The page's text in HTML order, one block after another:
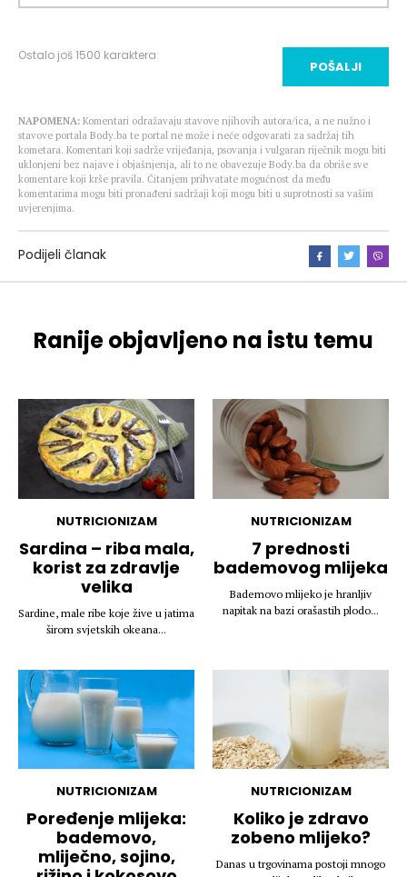
Ostalo još1500 karaktera
POŠALJI
NAPOMENA: Komentari odražavaju stavove njihovih autora/ica, a ne nužno i
stavove portala Body.ba te portal ne može i neće odgovarati za sadržaj tih
kometara. Komentari koji sadrže vrijeđanja, psovanja i vulgaran riječnik mogu biti
uklonjeni bez najave i objašnjenja, ali to ne obavezuje Body.ba da obriše sve
komentare koji krše pravila. Čitanjem prihvatate mogućnost da među
komentarima mogu biti pronađeni sadržaji koji mogu biti u suprotnosti sa vašim
uvjerenjima.
Podijeli članak
Ranije objavljeno na istu temu
NUTRICIONIZAM
Sardina – riba mala,
korist za zdravlje
velika
Sardine, male ribe koje žive u jatima
širom svjetskih okeana...
NUTRICIONIZAM
7 prednosti
bademovog mlijeka
Bademovo mlijeko je hranljiv
napitak na bazi orašastih plodo...
NUTRICIONIZAM
Poređenje mlijeka:
bademovo,
mliječno, sojino,
NUTRICIONIZAM
Koliko je zdravo
zobeno mlijeko?
Danas u trgovinama postoji mnogo